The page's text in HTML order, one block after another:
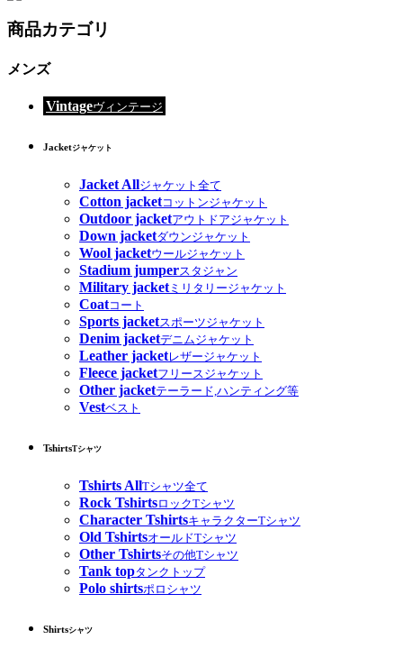
商品カテゴリ
メンズ
Vintageヴィンテージ
Jacketジャケット
Jacket Allジャケット全て
Cotton jacketコットンジャケット
Outdoor jacketアウトドアジャケット
Down jacketダウンジャケット
Wool jacketウールジャケット
Stadium jumperスタジャン
Military jacketミリタリージャケット
Coatコート
Sports jacketスポーツジャケット
Denim jacketデニムジャケット
Leather jacketレザージャケット
Fleece jacketフリースジャケット
Other jacketテーラード,ハンティング等
Vestベスト
TshirtsTシャツ
Tshirts AllTシャツ全て
Rock TshirtsロックTシャツ
Character TshirtsキャラクターTシャツ
Old TshirtsオールドTシャツ
Other Tshirtsその他Tシャツ
Tank topタンクトップ
Polo shirtsポロシャツ
Shirtsシャツ